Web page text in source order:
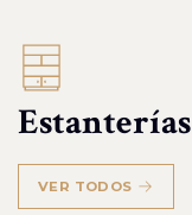
Estanterías
VER TODOS